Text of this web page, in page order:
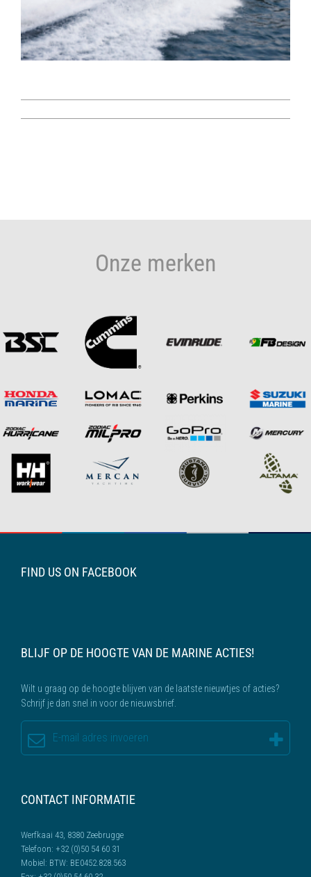
Onze merken
FIND US ON FACEBOOK
BLIJF OP DE HOOGTE VAN DE MARINE ACTIES!
Wilt u graag op de hoogte blijven van de laatste nieuwtjes of acties?
Schrijf je dan snel in voor de nieuwsbrief.
CONTACT INFORMATIE
Werfkaai 43, 8380 Zeebrugge
Telefoon: +32 (0)50 54 60 31
Mobiel: BTW: BE0452.828.563